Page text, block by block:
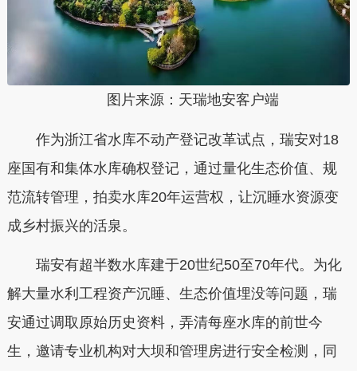
图片来源：天瑞地安客户端
作为浙江省水库不动产登记改革试点，瑞安对18
座国有和集体水库确权登记，通过量化生态价值、规
范流转管理，拍卖水库20年运营权，让沉睡水资源变
成乡村振兴的活泉。
瑞安有超半数水库建于20世纪50至70年代。为化
解大量水利工程资产沉睡、生态价值埋没等问题，瑞
安通过调取原始历史资料，弄清每座水库的前世今
生，邀请专业机构对大坝和管理房进行安全检测，同